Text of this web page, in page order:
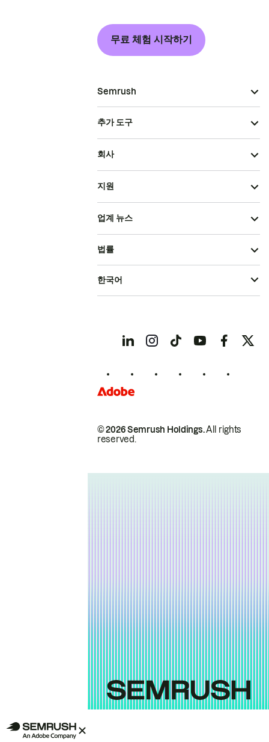
무료 체험 시작하기
Semrush
추가 도구
회사
지원
업계 뉴스
© 2026 Semrush Holdings.All rights
reserved.
법률
한국어